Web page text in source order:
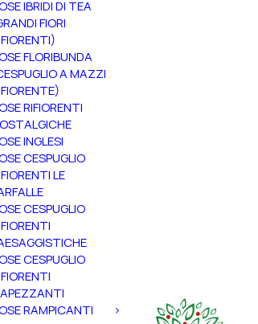
IBRIDI DI TEA
FIORI
FLORIBUNDA
A MAZZI
RIFIORENTI
INGLESI
CESPUGLIO
LE
CESPUGLIO
CESPUGLIO
RAMPICANTI